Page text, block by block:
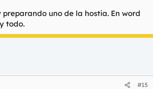
uno de la hostia. En word
todo.
#15